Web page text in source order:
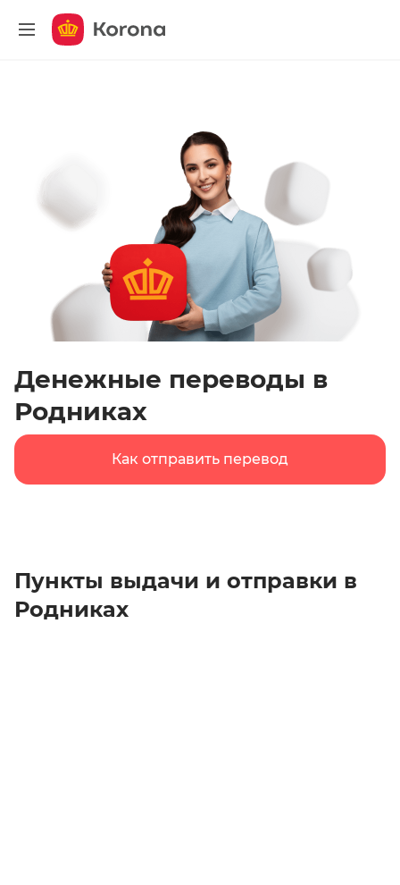
Денежные переводы в
Родниках
Как отправить перевод
Пункты выдачи и отправки в
Родниках